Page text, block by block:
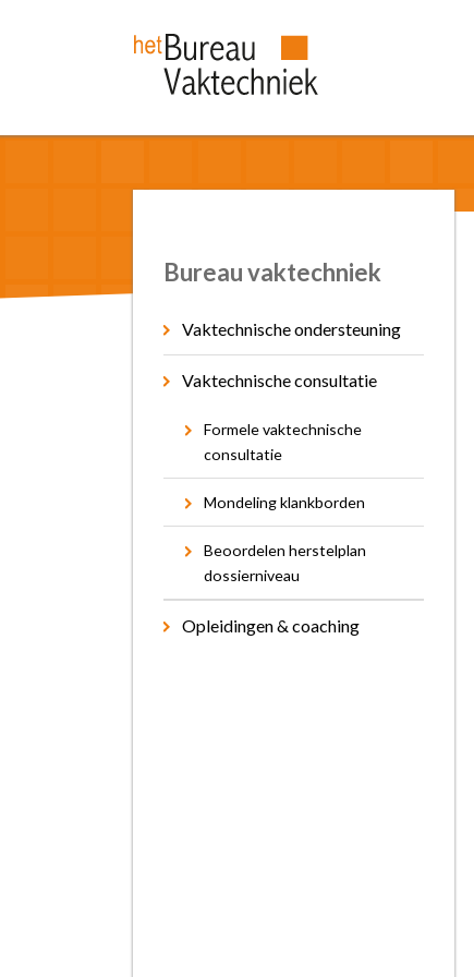
Bureau vaktechniek
Vaktechnische ondersteuning
Vaktechnische consultatie
Formele vaktechnische
consultatie
Mondeling klankborden
Beoordelen herstelplan
dossierniveau
Opleidingen & coaching